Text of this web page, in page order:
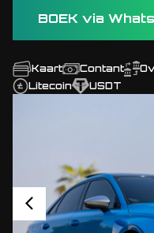
BOEK via
Kaart Contant
Litecoin
USDT